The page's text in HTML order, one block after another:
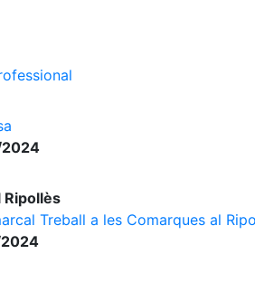
Treball a les Comarques al